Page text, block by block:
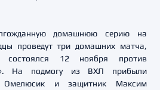
домашнюю серию на
проведут три домашних матча,
12 ноября против
На подмогу из ВХЛ прибыли
Омелюсик и защитник Максим